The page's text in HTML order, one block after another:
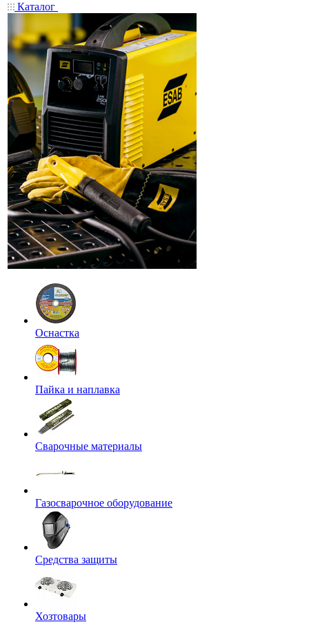
Каталог
Оснастка
Пайка и наплавка
Сварочные материалы
Газосварочное оборудование
Средства защиты
Хозтовары